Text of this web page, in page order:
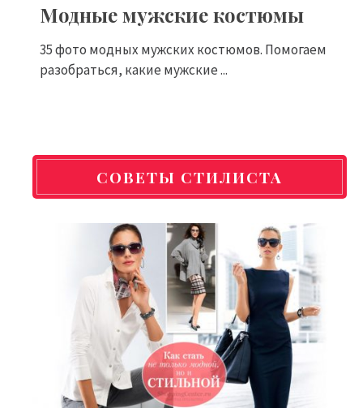
Модные мужские костюмы
35 фото модных мужских костюмов. Помогаем
разобраться, какие мужские ...
СОВЕТЫ СТИЛИСТА